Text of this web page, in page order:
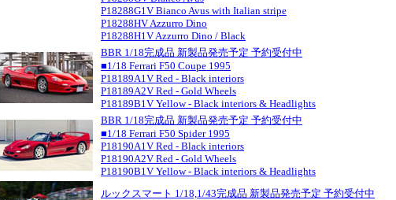
P18288G1V Bianco Avus with Italian stripe
P18288HV Azzurro Dino
P18288H1V Azzurro Dino / Black
BBR 1/18完成品 新製品発売予定 予約受付中
■1/18 Ferrari F50 Coupe 1995
P18189A1V Red - Black interiors
P18189A2V Red - Gold Wheels
P18189B1V Yellow - Black interiors & Headlights
BBR 1/18完成品 新製品発売予定 予約受付中
■1/18 Ferrari F50 Spider 1995
P18190A1V Red - Black interiors
P18190A2V Red - Gold Wheels
P18190B1V Yellow - Black interiors & Headlights
ルックスマート 1/18,1/43完成品 新製品発売予定 予約受付中